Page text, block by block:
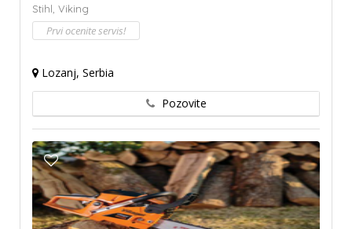
Stihl, Viking
Prvi ocenite servis!
Lozanj, Serbia
Pozovite